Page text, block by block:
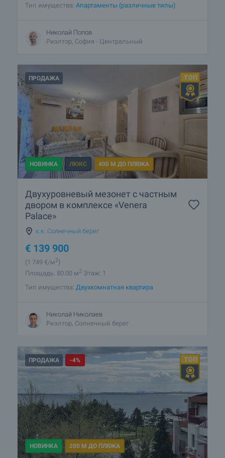
Тип имущества: Апартаменты (различные типы)
Николай Попов
Риэлтор, София - Центральный
ПРОДАЖА
НОВИНКА ЛЮКС 400 М ДО ПЛЯЖА
Двухуровневый мезонет с частным
двором в комплексе «Venera
Palace»
к.к. Солнечный берег
€ 139 900
(1 749 €/м2)
Площадь: 80.00 м2 Этаж: 1
Тип имущества: Двухкомнатная квартира
Николай Николаев
Риэлтор, Солнечный берег
ПРОДАЖА -4%
НОВИНКА 200 М ДО ПЛЯЖА